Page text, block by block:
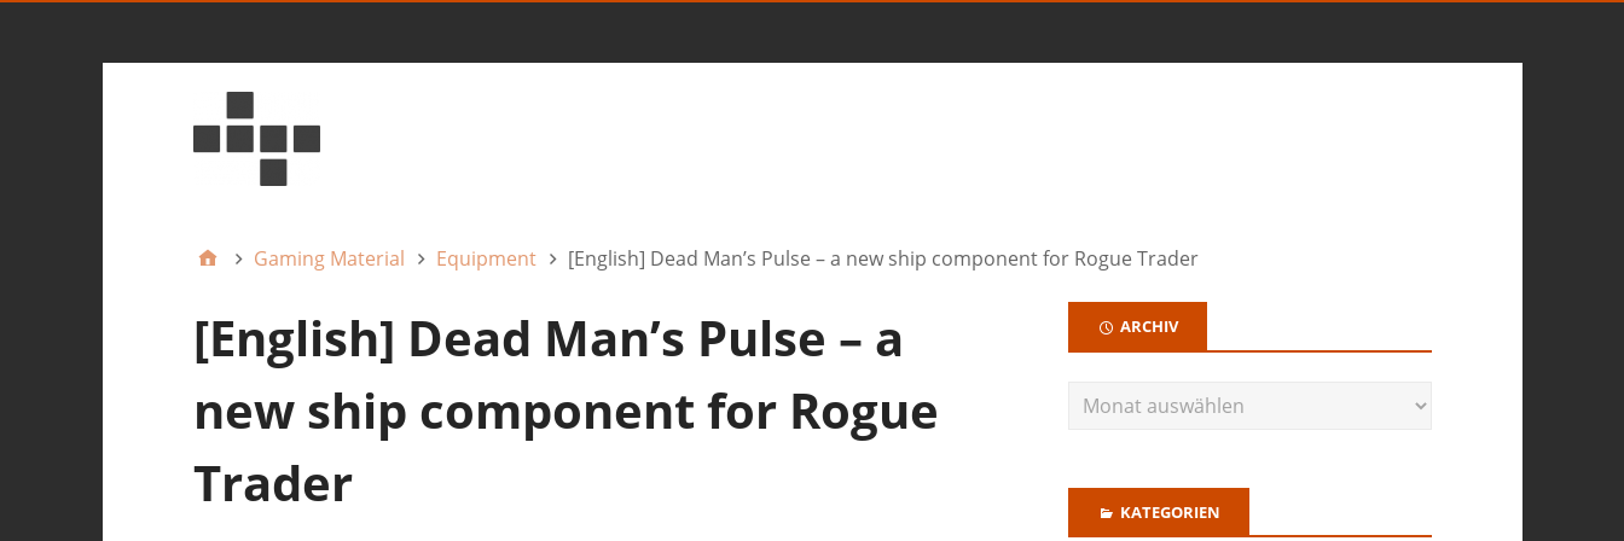
Gaming Material Equipment [English] Dead Man’s Pulse – a new ship component for Rogue Trader
[English] Dead Man’s Pulse – a
new ship component for Rogue
Trader
ARCHIV
KATEGORIEN